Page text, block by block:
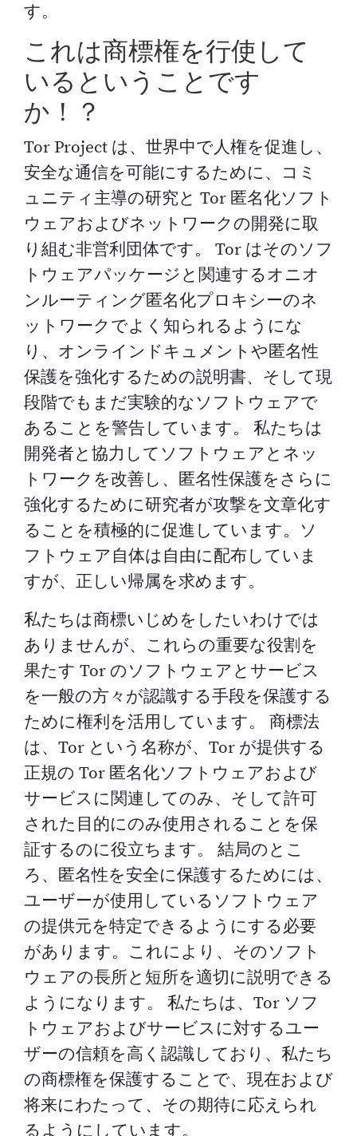
す。
これは商標権を行使して
いるということです
か！？
Tor Project は、世界中で人権を促進し、
安全な通信を可能にするために、コミ
ュニティ主導の研究と Tor 匿名化ソフト
ウェアおよびネットワークの開発に取
り組む非営利団体です。 Tor はそのソフ
トウェアパッケージと関連するオニオ
ンルーティング匿名化プロキシーのネ
ットワークでよく知られるようにな
り、オンラインドキュメントや匿名性
保護を強化するための説明書、そして現
段階でもまだ実験的なソフトウェアで
あることを警告しています。 私たちは
開発者と協力してソフトウェアとネッ
トワークを改善し、匿名性保護をさらに
強化するために研究者が攻撃を文章化す
ることを積極的に促進しています。ソ
フトウェア自体は自由に配布していま
すが、正しい帰属を求めます。
私たちは商標いじめをしたいわけでは
ありませんが、これらの重要な役割を
果たす Tor のソフトウェアとサービス
を一般の方々が認識する手段を保護する
ために権利を活用しています。 商標法
は、Tor という名称が、Tor が提供する
正規の Tor 匿名化ソフトウェアおよび
サービスに関連してのみ、そして許可
された目的にのみ使用されることを保
証するのに役立ちます。 結局のとこ
ろ、匿名性を安全に保護するためには、
ユーザーが使用しているソフトウェア
の提供元を特定できるようにする必要
があります。これにより、そのソフト
ウェアの長所と短所を適切に説明できる
ようになります。 私たちは、Tor ソフ
トウェアおよびサービスに対するユー
ザーの信頼を高く認識しており、私たち
の商標権を保護することで、現在および
将来にわたって、その期待に応えられ
るようにしています。